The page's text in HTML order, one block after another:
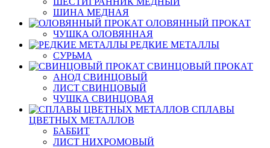
ШИНА МЕДНАЯ
ОЛОВЯННЫЙ ПРОКАТ
ЧУШКА ОЛОВЯННАЯ
РЕДКИЕ МЕТАЛЛЫ
СУРЬМА
СВИНЦОВЫЙ ПРОКАТ
АНОД СВИНЦОВЫЙ
ЛИСТ СВИНЦОВЫЙ
ЧУШКА СВИНЦОВАЯ
СПЛАВЫ
ЦВЕТНЫХ МЕТАЛЛОВ
БАББИТ
ЛИСТ НИХРОМОВЫЙ